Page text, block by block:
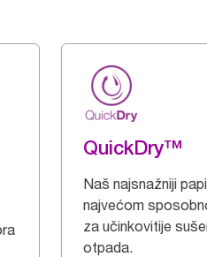
QuickDry™
Naš najsnažniji
najvećom
za učinkovitije
otpada.